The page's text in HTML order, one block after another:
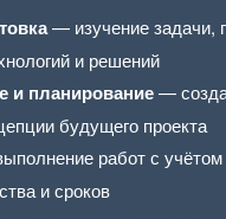
— изучение задачи,
и решений
и планирование—
будущего проекта
работ с учётом
и сроков